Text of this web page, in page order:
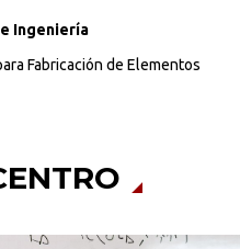
Ingeniería
Fabricación de Elementos